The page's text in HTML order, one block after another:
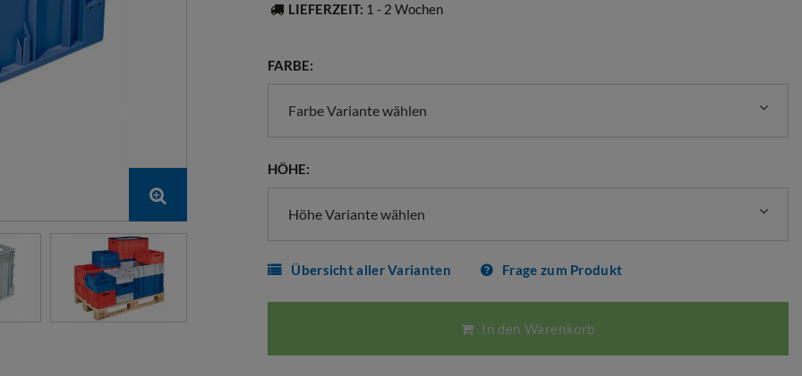
LIEFERZEIT: 1 - 2 Wochen
FARBE:
Farbe Variante wählen
HÖHE:
Höhe Variante wählen
Übersicht aller Varianten Frage zum Produkt
In den Warenkorb